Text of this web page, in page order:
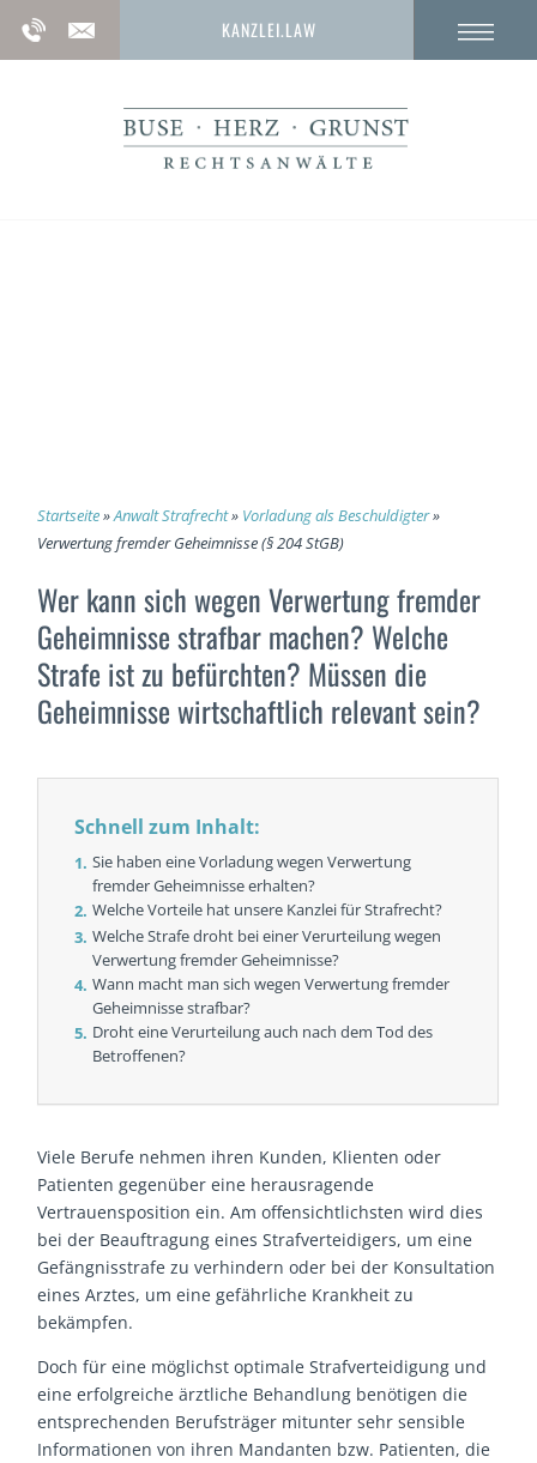
KANZLEI.LAW
Startseite»Anwalt Strafrecht» Vorladung als Beschuldigter»
Verwertung fremder Geheimnisse (§ 204 StGB)
Wer kann sich wegen Verwertung fremder
Geheimnisse strafbar machen? Welche
Strafe ist zu befürchten? Müssen die
Geheimnisse wirtschaftlich relevant sein?
Schnell zum Inhalt:
Sie haben eine Vorladung wegen Verwertung
fremder Geheimnisse erhalten?
Welche Vorteile hat unsere Kanzlei für Strafrecht?
Welche Strafe droht bei einer Verurteilung wegen
Verwertung fremder Geheimnisse?
Wann macht man sich wegen Verwertung fremder
Geheimnisse strafbar?
Droht eine Verurteilung auch nach dem Tod des
Betroffenen?
Viele Berufe nehmen ihren Kunden, Klienten oder
Patienten gegenüber eine herausragende
Vertrauensposition ein. Am offensichtlichsten wird dies
bei der Beauftragung eines Strafverteidigers, um eine
Gefängnisstrafe zu verhindern oder bei der Konsultation
eines Arztes, um eine gefährliche Krankheit zu
bekämpfen.
Doch für eine möglichst optimale Strafverteidigung und
eine erfolgreiche ärztliche Behandlung benötigen die
entsprechenden Berufsträger mitunter sehr sensible
Informationen von ihren Mandanten bzw. Patienten, die